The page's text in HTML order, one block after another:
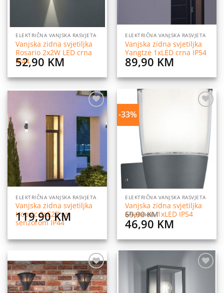
ELEKTRIČNA VANJSKA RASVJETA
Vanjska zidna svjetiljka
Rosario 2x2W LED crna
IP44
52,90 KM
ELEKTRIČNA VANJSKA RASVJETA
Vanjska zidna svjetiljka
Yangtze 1xLED crna IP54
89,90 KM
Dodaj
na
listu
ELEKTRIČNA VANJSKA RASVJETA
Vanjska zidna svjetiljka
Hoosic 2xE27 sa
senzorom IP44
119,90KM
-33%
ELEKTRIČNA VANJSKA RASVJETA
Vanjska zidna svjetiljka
Shannon 1xLED IP54
69,90KM
Original
price
was:
46,90 KM
is:
46,90
Dodaj
na
listu